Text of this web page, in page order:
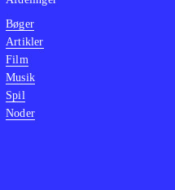
Bøger
Artikler
Film
Musik
Spil
Noder